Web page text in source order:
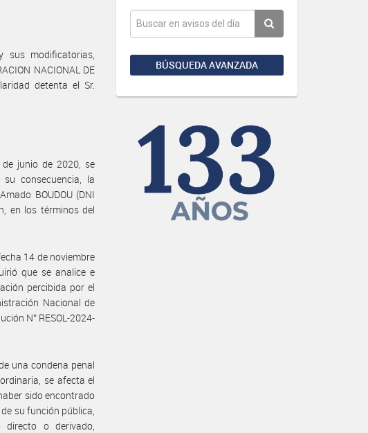
BÚSQUEDA AVANZADA
sus modificatorias,
NACIONAL DE
detenta el Sr.
de junio de 2020, se
su consecuencia, la
BOUDOU (DNI
en los términos del
14 de noviembre
que se analice e
percibida por el
Nacional de
N° RESOL-2024-
una condena penal
se afecta el
sido encontrado
su función pública,
directo o derivado,